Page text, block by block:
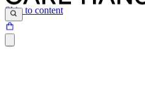
Skip to content